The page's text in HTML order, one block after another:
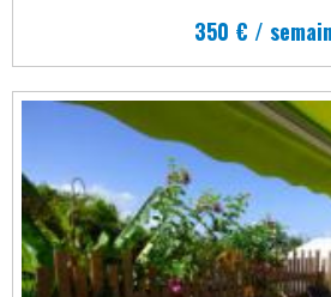
350 € /